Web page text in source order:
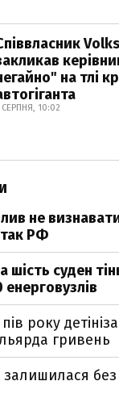
на тлі
СЕРПНЯ, 10:02
не
РФ
шість суден
року
гривень
без